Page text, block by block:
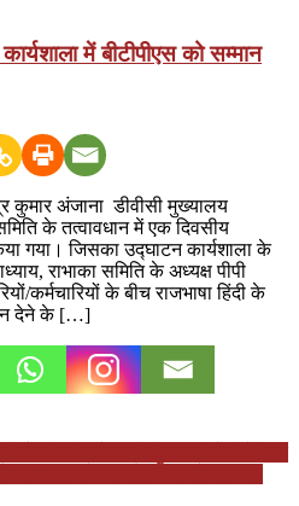
में बीटीपीएस को सम्मान
कुमार अंजाना डीवीसी मुख्यालय
के तत्वावधान में एक दिवसीय
गया। जिसका उद्घाटन कार्यशाला के
राभाका समिति के अध्यक्ष पीपी
कर्मचारियों के बीच राजभाषा हिंदी के
देने के […]